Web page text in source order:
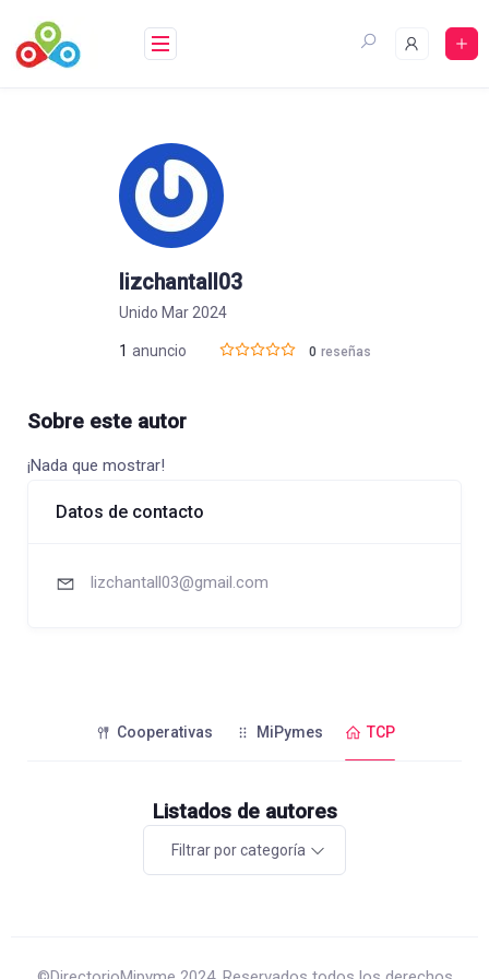
contenido
lizchantall03
Unido Mar 2024
1 anuncio 0 reseñas
Sobre este autor
¡Nada que mostrar!
Datos de contacto
lizchantall03@gmail.com
Cooperativas MiPymes TCP
Listados de autores
Filtrar por categoría